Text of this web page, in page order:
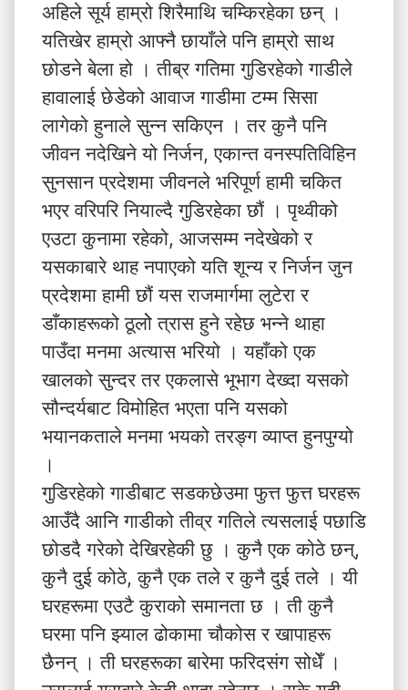
अहिले सूर्य हाम्रो शिरैमाथि चम्किरहेका छन् ।
यतिखेर हाम्रो आफ्नै छायाँले पनि हाम्रो साथ
छोडने बेला हो । तीब्र गतिमा गुडिरहेको गाडीले
हावालाई छेडेको आवाज गाडीमा टम्म सिसा
लागेको हुनाले सुन्न सकिएन । तर कुनै पनि
जीवन नदेखिने यो निर्जन, एकान्त वनस्पतिविहिन
सुनसान प्रदेशमा जीवनले भरिपूर्ण हामी चकित
भएर वरिपरि नियाल्दै गुडिरहेका छौं । पृथ्वीको
एउटा कुनामा रहेको, आजसम्म नदेखेको र
यसकाबारे थाह नपाएको यति शून्य र निर्जन जुन
प्रदेशमा हामी छौं यस राजमार्गमा लुटेरा र
डाँकाहरूको ठूलोे त्रास हुने रहेछ भन्ने थाहा
पाउँदा मनमा अत्यास भरियो । यहाँको एक
खालको सुन्दर तर एकलासे भूभाग देख्दा यसको
सौन्दर्यबाट विमोहित भएता पनि यसको
भयानकताले मनमा भयको तरङ्ग व्याप्त हुनपुग्यो
।
गुडिरहेको गाडीबाट सडकछेउमा फुत्त फुत्त घरहरू
आउँदै आनि गाडीको तीव्र गतिले त्यसलाई पछाडि
छोडदै गरेको देखिरहेकी छु । कुनै एक कोठे छन्,
कुनै दुई कोठे, कुनै एक तले र कुनै दुई तले । यी
घरहरूमा एउटै कुराको समानता छ । ती कुनै
घरमा पनि झ्याल ढोकामा चौकोस र खापाहरू
छैनन् । ती घरहरूका बारेमा फरिदसंग सोधेँ ।